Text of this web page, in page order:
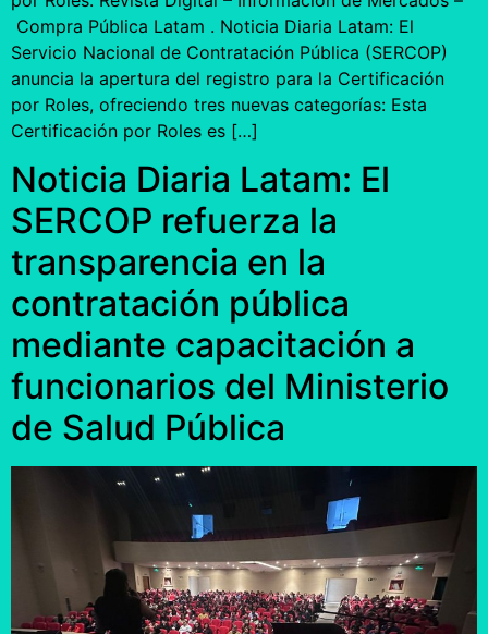
Compra Pública Latam . Noticia Diaria Latam: El
Servicio Nacional de Contratación Pública (SERCOP)
anuncia la apertura del registro para la Certificación
por Roles, ofreciendo tres nuevas categorías: Esta
Certificación por Roles es […]
Noticia Diaria Latam: El
SERCOP refuerza la
transparencia en la
contratación pública
mediante capacitación a
funcionarios del Ministerio
de Salud Pública